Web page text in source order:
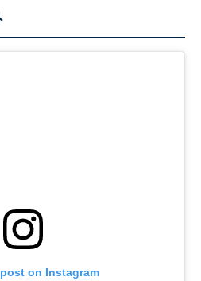
on Instagram